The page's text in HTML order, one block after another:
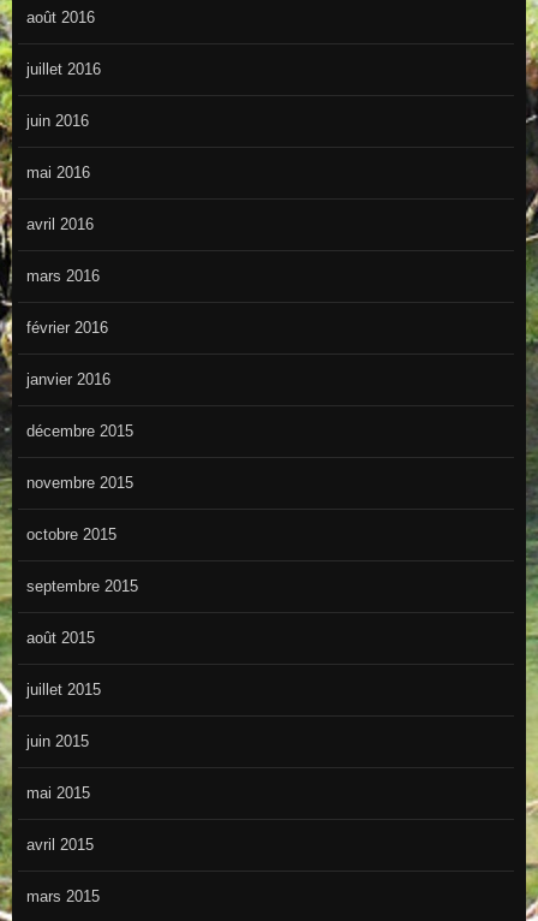
août 2016
juillet 2016
juin 2016
mai 2016
avril 2016
mars 2016
février 2016
janvier 2016
décembre 2015
novembre 2015
octobre 2015
septembre 2015
août 2015
juillet 2015
juin 2015
mai 2015
avril 2015
mars 2015